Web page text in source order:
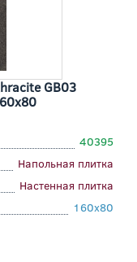
GB03
40395
Напольная плитка
Настенная плитка
160x80